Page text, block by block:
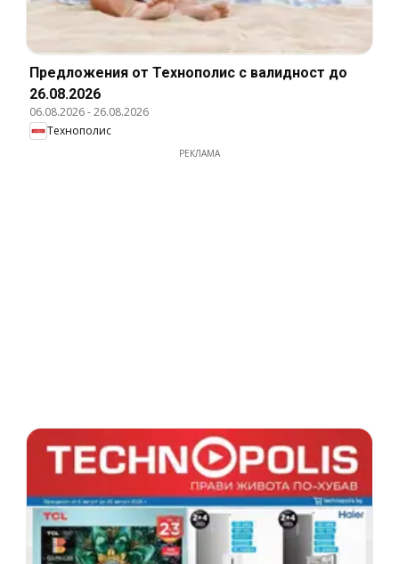
Предложения от Технополис с валидност до
26.08.2026
06.08.2026-26.08.2026
Технополис
РЕКЛАМА